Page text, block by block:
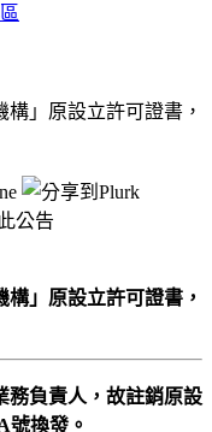
」原設立許可證書，
」原設立許可證書，
務負責人，故註銷原設
號換發。